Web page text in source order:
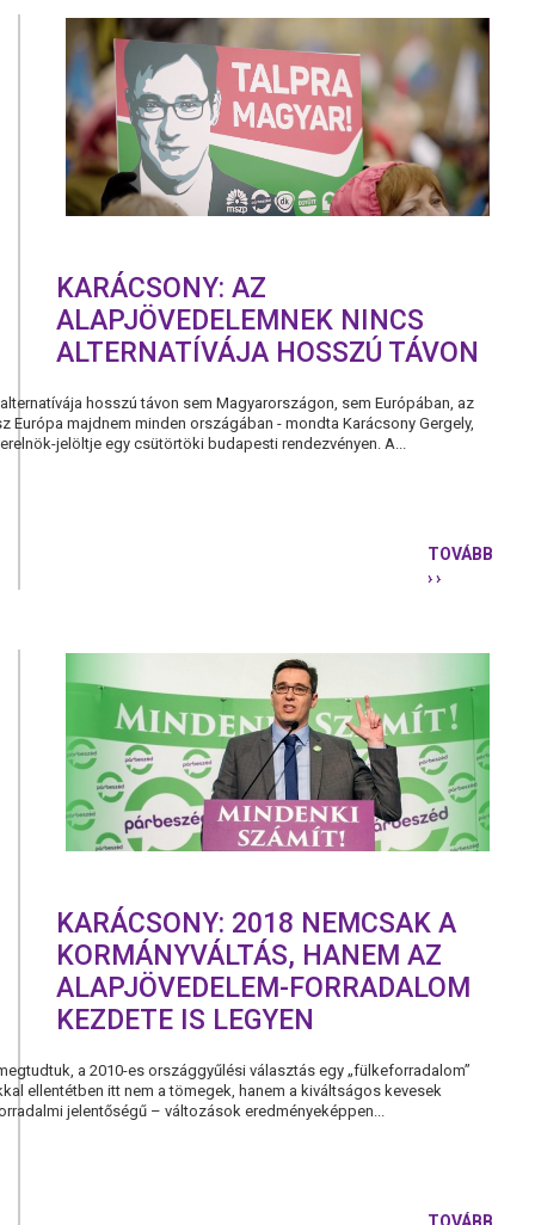
INDULHAT
AZ
KARÁCSONY: AZ
ALAPJÖVEDELEMNEK NINCS
ALTERNATÍVÁJA HOSSZÚ TÁVON
hosszú távon sem Magyarországon, sem Európában, az
Európa majdnem minden országában - mondta Karácsony Gergely,
jelöltje egy csütörtöki budapesti rendezvényen. A...
TOVÁBB
› ›
NINCS
HOSSZÚ
TÁVON
KARÁCSONY: 2018 NEMCSAK A
KORMÁNYVÁLTÁS, HANEM AZ
ALAPJÖVEDELEM-FORRADALOM
KEZDETE IS LEGYEN
a 2010-es országgyűlési választás egy „fülkeforradalom”
ellentétben itt nem a tömegek, hanem a kiváltságos kevesek
jelentőségű – változások eredményeképpen...
TOVÁBB